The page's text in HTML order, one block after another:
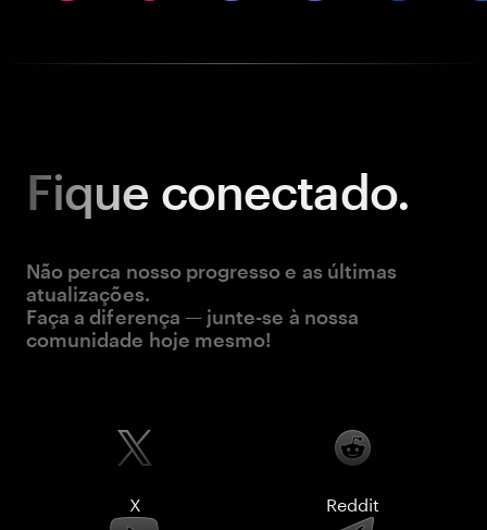
Fique conectado.
Não perca nosso progresso e as últimas
atualizações.
Faça a diferença — junte-se à nossa
comunidade hoje mesmo!
X Reddit